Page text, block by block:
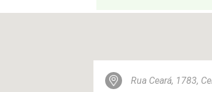
Rua Ceará, 1783,